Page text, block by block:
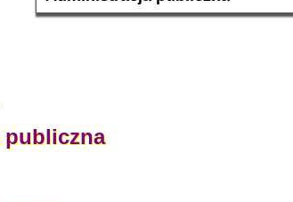
publiczna